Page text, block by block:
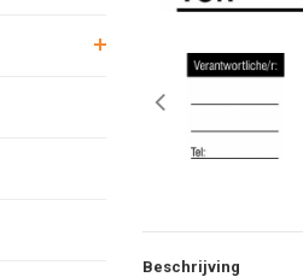
Beschrijving